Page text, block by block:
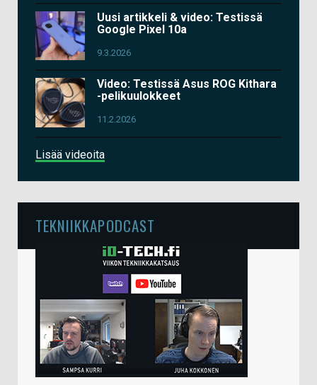
Uusi artikkeli & video: Testissä
Google Pixel 10a
9.3.2026
Video: Testissä Asus ROG Kithara
-pelikuulokkeet
11.2.2026
Lisää videoita
TEKNIIKKAPODCAST